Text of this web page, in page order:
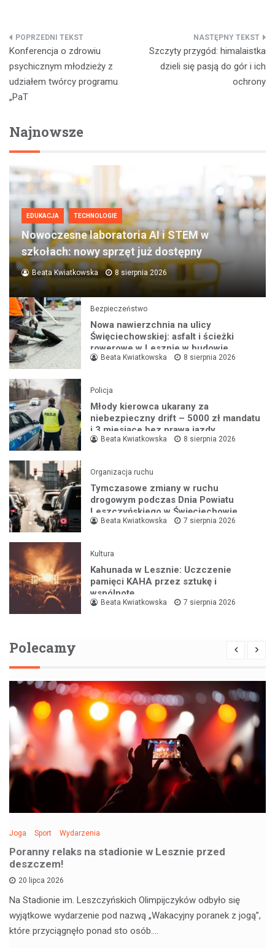
Nawigacja
wpisu
Konferencja o zdrowiu
psychicznym młodzieży z
udziałem twórcy programu
„PaT
Szczyty przygód: himalaistka
dzieli się pasją do gór i ich
ochrony
Najnowsze
EDUKACJA TECHNOLOGIE
Nowoczesne laboratoria AI i STEM w
szkołach: nowy sprzęt już dostępny
Beata Kwiatkowska 8 sierpnia 2026
Bezpieczeństwo
Nowa nawierzchnia na ulicy
Święciechowskiej: asfalt i ścieżki
rowerowe w Lesznie w budowie
Beata Kwiatkowska 8 sierpnia 2026
Policja
Młody kierowca ukarany za
niebezpieczny drift – 5000 zł mandatu
i 3 miesiące bez prawa jazdy
Beata Kwiatkowska 8 sierpnia 2026
Organizacja ruchu
Tymczasowe zmiany w ruchu
drogowym podczas Dnia Powiatu
Leszczyńskiego w Święciechowie
Beata Kwiatkowska 7 sierpnia 2026
Kultura
Kahunada w Lesznie: Uczczenie
pamięci KAHA przez sztukę i
wspólnotę
Beata Kwiatkowska 7 sierpnia 2026
Polecamy
Joga Sport Wydarzenia
Poranny relaks na stadionie w Lesznie przed
deszczem!
20 lipca 2026
Na Stadionie im. Leszczyńskich Olimpijczyków odbyło się
wyjątkowe wydarzenie pod nazwą „Wakacyjny poranek z jogą”,
które przyciągnęło ponad sto osób.…